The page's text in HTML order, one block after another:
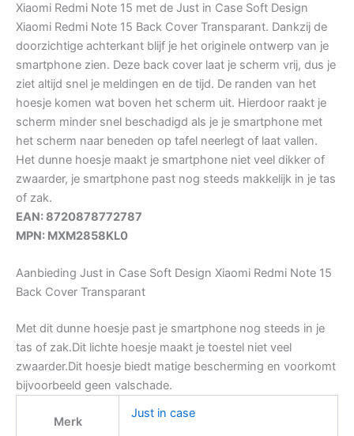
Xiaomi Redmi Note 15 met de Just in Case Soft Design
Xiaomi Redmi Note 15 Back Cover Transparant. Dankzij de
doorzichtige achterkant blijf je het originele ontwerp van je
smartphone zien. Deze back cover laat je scherm vrij, dus je
ziet altijd snel je meldingen en de tijd. De randen van het
hoesje komen wat boven het scherm uit. Hierdoor raakt je
scherm minder snel beschadigd als je je smartphone met
het scherm naar beneden op tafel neerlegt of laat vallen.
Het dunne hoesje maakt je smartphone niet veel dikker of
zwaarder, je smartphone past nog steeds makkelijk in je tas
of zak.
EAN: 8720878772787
MPN: MXM2858KL0
Aanbieding Just in Case Soft Design Xiaomi Redmi Note 15
Back Cover Transparant
Met dit dunne hoesje past je smartphone nog steeds in je
tas of zak.Dit lichte hoesje maakt je toestel niet veel
zwaarder.Dit hoesje biedt matige bescherming en voorkomt
bijvoorbeeld geen valschade.
Merk
Just in case